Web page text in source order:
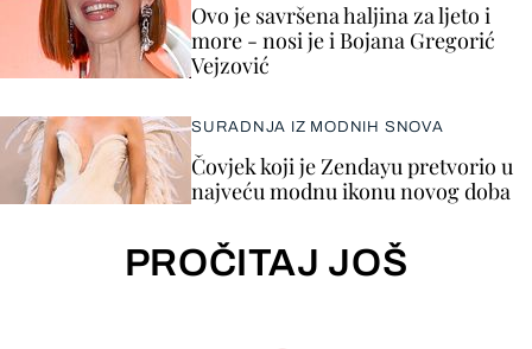
Ovo je savršena haljina za ljeto i
more - nosi je i Bojana Gregorić
Vejzović
SURADNJA IZ MODNIH SNOVA
Čovjek koji je Zendayu pretvorio u
najveću modnu ikonu novog doba
PROČITAJ JOŠ